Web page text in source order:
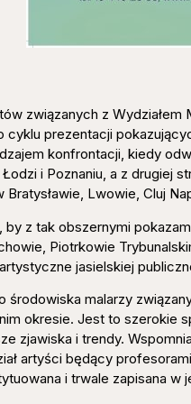
związanych z
cyklu prezentacji
konfrontacji, kiedy
i Poznaniu, a z drugiej
Lwowie, Cluj
by z tak obszernymi
Piotrkowie
jasielskiej
środowiska malarzy
okresie. Jest to
zjawiska i trendy.
artyści będący
i trwale zapisana w